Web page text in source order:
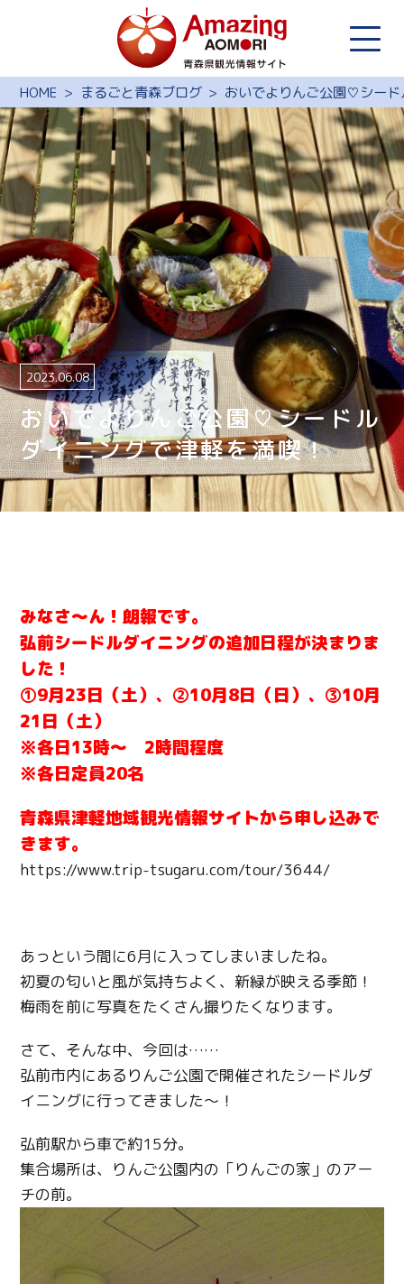
HOME まるごと青森ブログ おいでよりんご公園♡シー
おいでよりんご公園♡シードル
ダイニングで津軽を満喫！
2023.06.08
みなさ〜ん！朗報です。
弘前シードルダイニングの追加日程が決まりま
した！
①9月23日（土）、②10月8日（日）、③10月
21日（土）
※各日13時〜 2時間程度
※各日定員20名
青森県津軽地域観光情報サイトから申し込みで
きます。
https://www.trip-tsugaru.com/tour/3644/
あっという間に6月に入ってしまいましたね。
初夏の匂いと風が気持ちよく、新緑が映える季節！
梅雨を前に写真をたくさん撮りたくなります。
さて、そんな中、今回は……
弘前市内にあるりんご公園で開催されたシードルダ
イニングに行ってきました〜！
弘前駅から車で約15分。
集合場所は、りんご公園内の「りんごの家」のアー
チの前。